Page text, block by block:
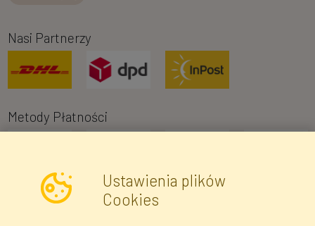
Nasi Partnerzy
Metody Płatności
Ustawienia plików
Cookies